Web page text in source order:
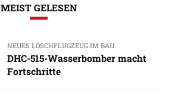
MEIST GELESEN
NEUES LÖSCHFLUGZEUG IM BAU
DHC-515-Wasserbomber macht
Fortschritte